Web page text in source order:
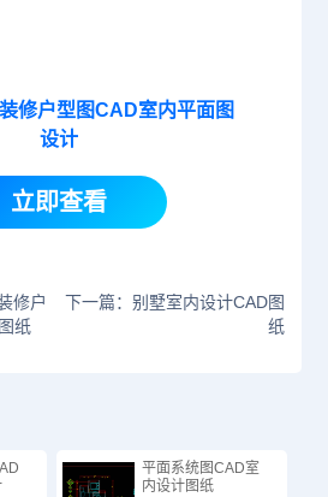
修户型图CAD室内平面图
设计
立即查看
修户
纸
下一篇：别墅室内设计CAD图
纸
平面系统图CAD室
内设计图纸